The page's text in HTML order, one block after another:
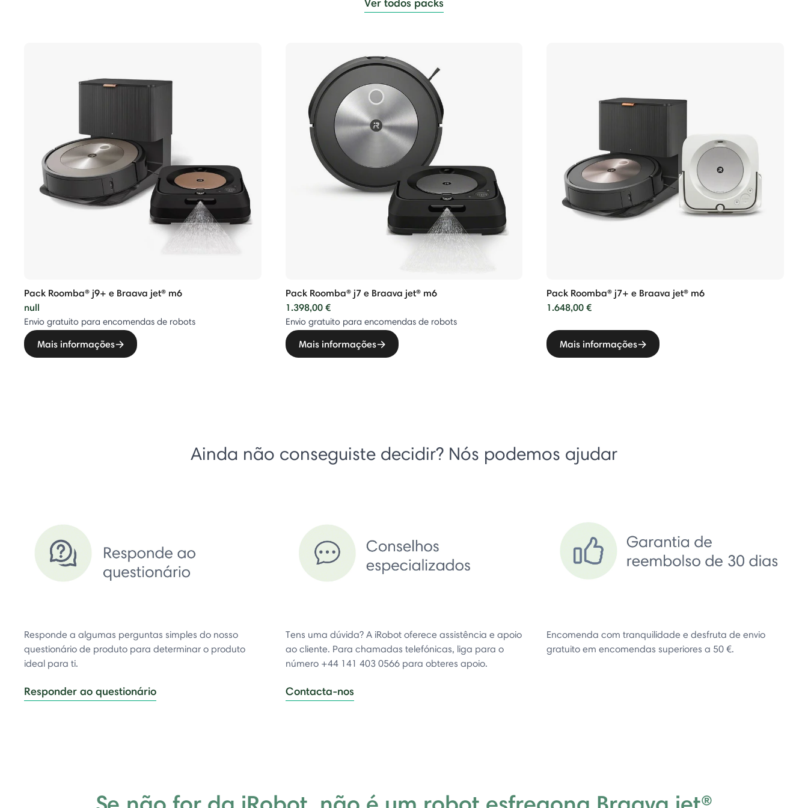
Pack Roomba® j9+ e Braava jet® m6
null
Envio gratuito para encomendas de robots
Mais informações
Pack Roomba® j7 e Braava jet® m6
1.398,00 €
Envio gratuito para encomendas de robots
Mais informações
Pack Roomba® j7+ e Braava jet® m6
1.648,00 €
Mais informações
Ainda não conseguiste decidir? Nós podemos ajudar
Responde a algumas perguntas simples do nosso
questionário de produto para determinar o produto
ideal para ti.
Responder ao questionário
Tens uma dúvida? A iRobot oferece assistência e apoio
ao cliente. Para chamadas telefónicas, liga para o
número +44 141 403 0566 para obteres apoio.
Contacta-nos
Encomenda com tranquilidade e desfruta de envio
gratuito em encomendas superiores a 50 €.